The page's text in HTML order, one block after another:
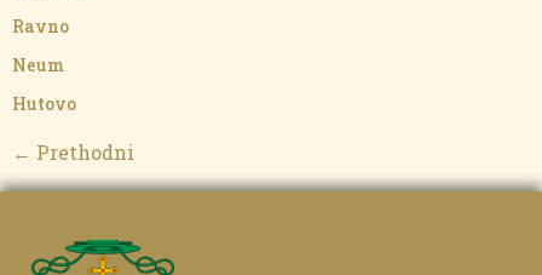
Ravno
Neum
Hutovo
← Prethodni